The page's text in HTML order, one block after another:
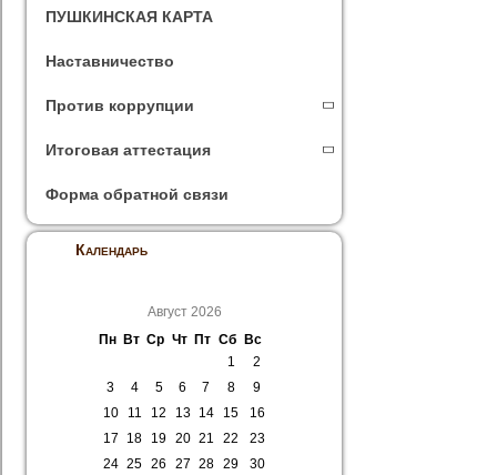
ПУШКИНСКАЯ КАРТА
Наставничество
Против коррупции
Итоговая аттестация
Форма обратной связи
Календарь
Август 2026
Пн
Вт Ср Чт Пт Сб
Вс
1
2
3
4 5 6 7 8
9
10
11 12 13 14 15
16
17
18 19 20 21 22
23
24 25 26 27 28 29
30